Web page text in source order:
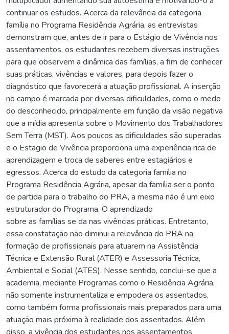
continuar os estudos. Acerca da relevância da categoria
família no Programa Residência Agrária, as entrevistas
demonstram que, antes de ir para o Estágio de Vivência nos
assentamentos, os estudantes recebem diversas instruções
para que observem a dinâmica das famílias, a fim de conhecer
suas práticas, vivências e valores, para depois fazer o
diagnóstico que favorecerá a atuação profissional. A inserção
no campo é marcada por diversas dificuldades, como o medo
do desconhecido, principalmente em função da visão negativa
que a mídia apresenta sobre o Movimento dos Trabalhadores
Sem Terra (MST). Aos poucos as dificuldades são superadas
e o Estagio de Vivência proporciona uma experiência rica de
aprendizagem e troca de saberes entre estagiários e
egressos. Acerca do estudo da categoria família no
Programa Residência Agrária, apesar da família ser o ponto
de partida para o trabalho do PRA, a mesma não é um eixo
estruturador do Programa. O aprendizado
sobre as famílias se da nas vivências práticas. Entretanto,
essa constatação não diminui a relevância do PRA na
formação de profissionais para atuarem na Assistência
Técnica e Extensão Rural (ATER) e Assessoria Técnica,
Ambiental e Social (ATES). Nesse sentido, conclui-se que a
academia, mediante Programas como o Residência Agrária,
não somente instrumentaliza e empodera os assentados,
como também forma profissionais mais preparados para uma
atuação mais próxima à realidade dos assentados. Além